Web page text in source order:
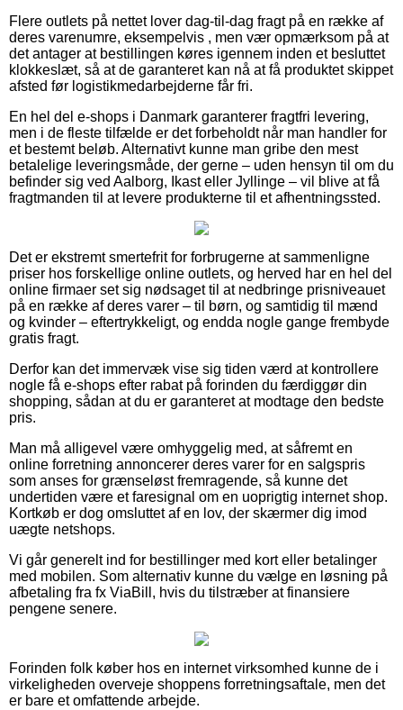
Flere outlets på nettet lover dag-til-dag fragt på en række af
deres varenumre, eksempelvis , men vær opmærksom på at
det antager at bestillingen køres igennem inden et besluttet
klokkeslæt, så at de garanteret kan nå at få produktet skippet
afsted før logistikmedarbejderne får fri.
En hel del e-shops i Danmark garanterer fragtfri levering,
men i de fleste tilfælde er det forbeholdt når man handler for
et bestemt beløb. Alternativt kunne man gribe den mest
betalelige leveringsmåde, der gerne – uden hensyn til om du
befinder sig ved Aalborg, Ikast eller Jyllinge – vil blive at få
fragtmanden til at levere produkterne til et afhentningssted.
Det er ekstremt smertefrit for forbrugerne at sammenligne
priser hos forskellige online outlets, og herved har en hel del
online firmaer set sig nødsaget til at nedbringe prisniveauet
på en række af deres varer – til børn, og samtidig til mænd
og kvinder – eftertrykkeligt, og endda nogle gange frembyde
gratis fragt.
Derfor kan det immervæk vise sig tiden værd at kontrollere
nogle få e-shops efter rabat på forinden du færdiggør din
shopping, sådan at du er garanteret at modtage den bedste
pris.
Man må alligevel være omhyggelig med, at såfremt en
online forretning annoncerer deres varer for en salgspris
som anses for grænseløst fremragende, så kunne det
undertiden være et faresignal om en uoprigtig internet shop.
Kortkøb er dog omsluttet af en lov, der skærmer dig imod
uægte netshops.
Vi går generelt ind for bestillinger med kort eller betalinger
med mobilen. Som alternativ kunne du vælge en løsning på
afbetaling fra fx ViaBill, hvis du tilstræber at finansiere
pengene senere.
Forinden folk køber hos en internet virksomhed kunne de i
virkeligheden overveje shoppens forretningsaftale, men det
er bare et omfattende arbejde.